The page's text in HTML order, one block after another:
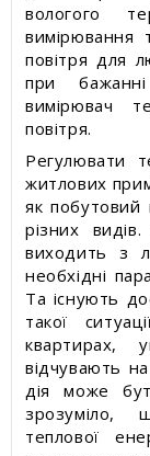
вологого
вимірювання
повітря для
при
вимірювач
повітря.
Регулювати
житлових
як побутовий
різних
виходить з
необхідні
Та існують
такої
квартирах,
відчувають
дія може
зрозуміло,
теплової